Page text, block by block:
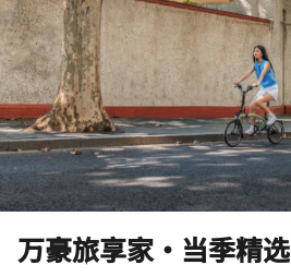
万豪旅享家·当季精选